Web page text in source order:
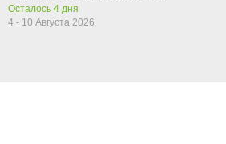
Осталось 4 дня
4 - 10 Августа 2026